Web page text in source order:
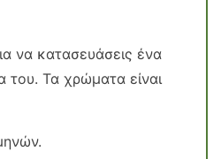
να κατασευάσεις ένα
του. Τα χρώματα είναι